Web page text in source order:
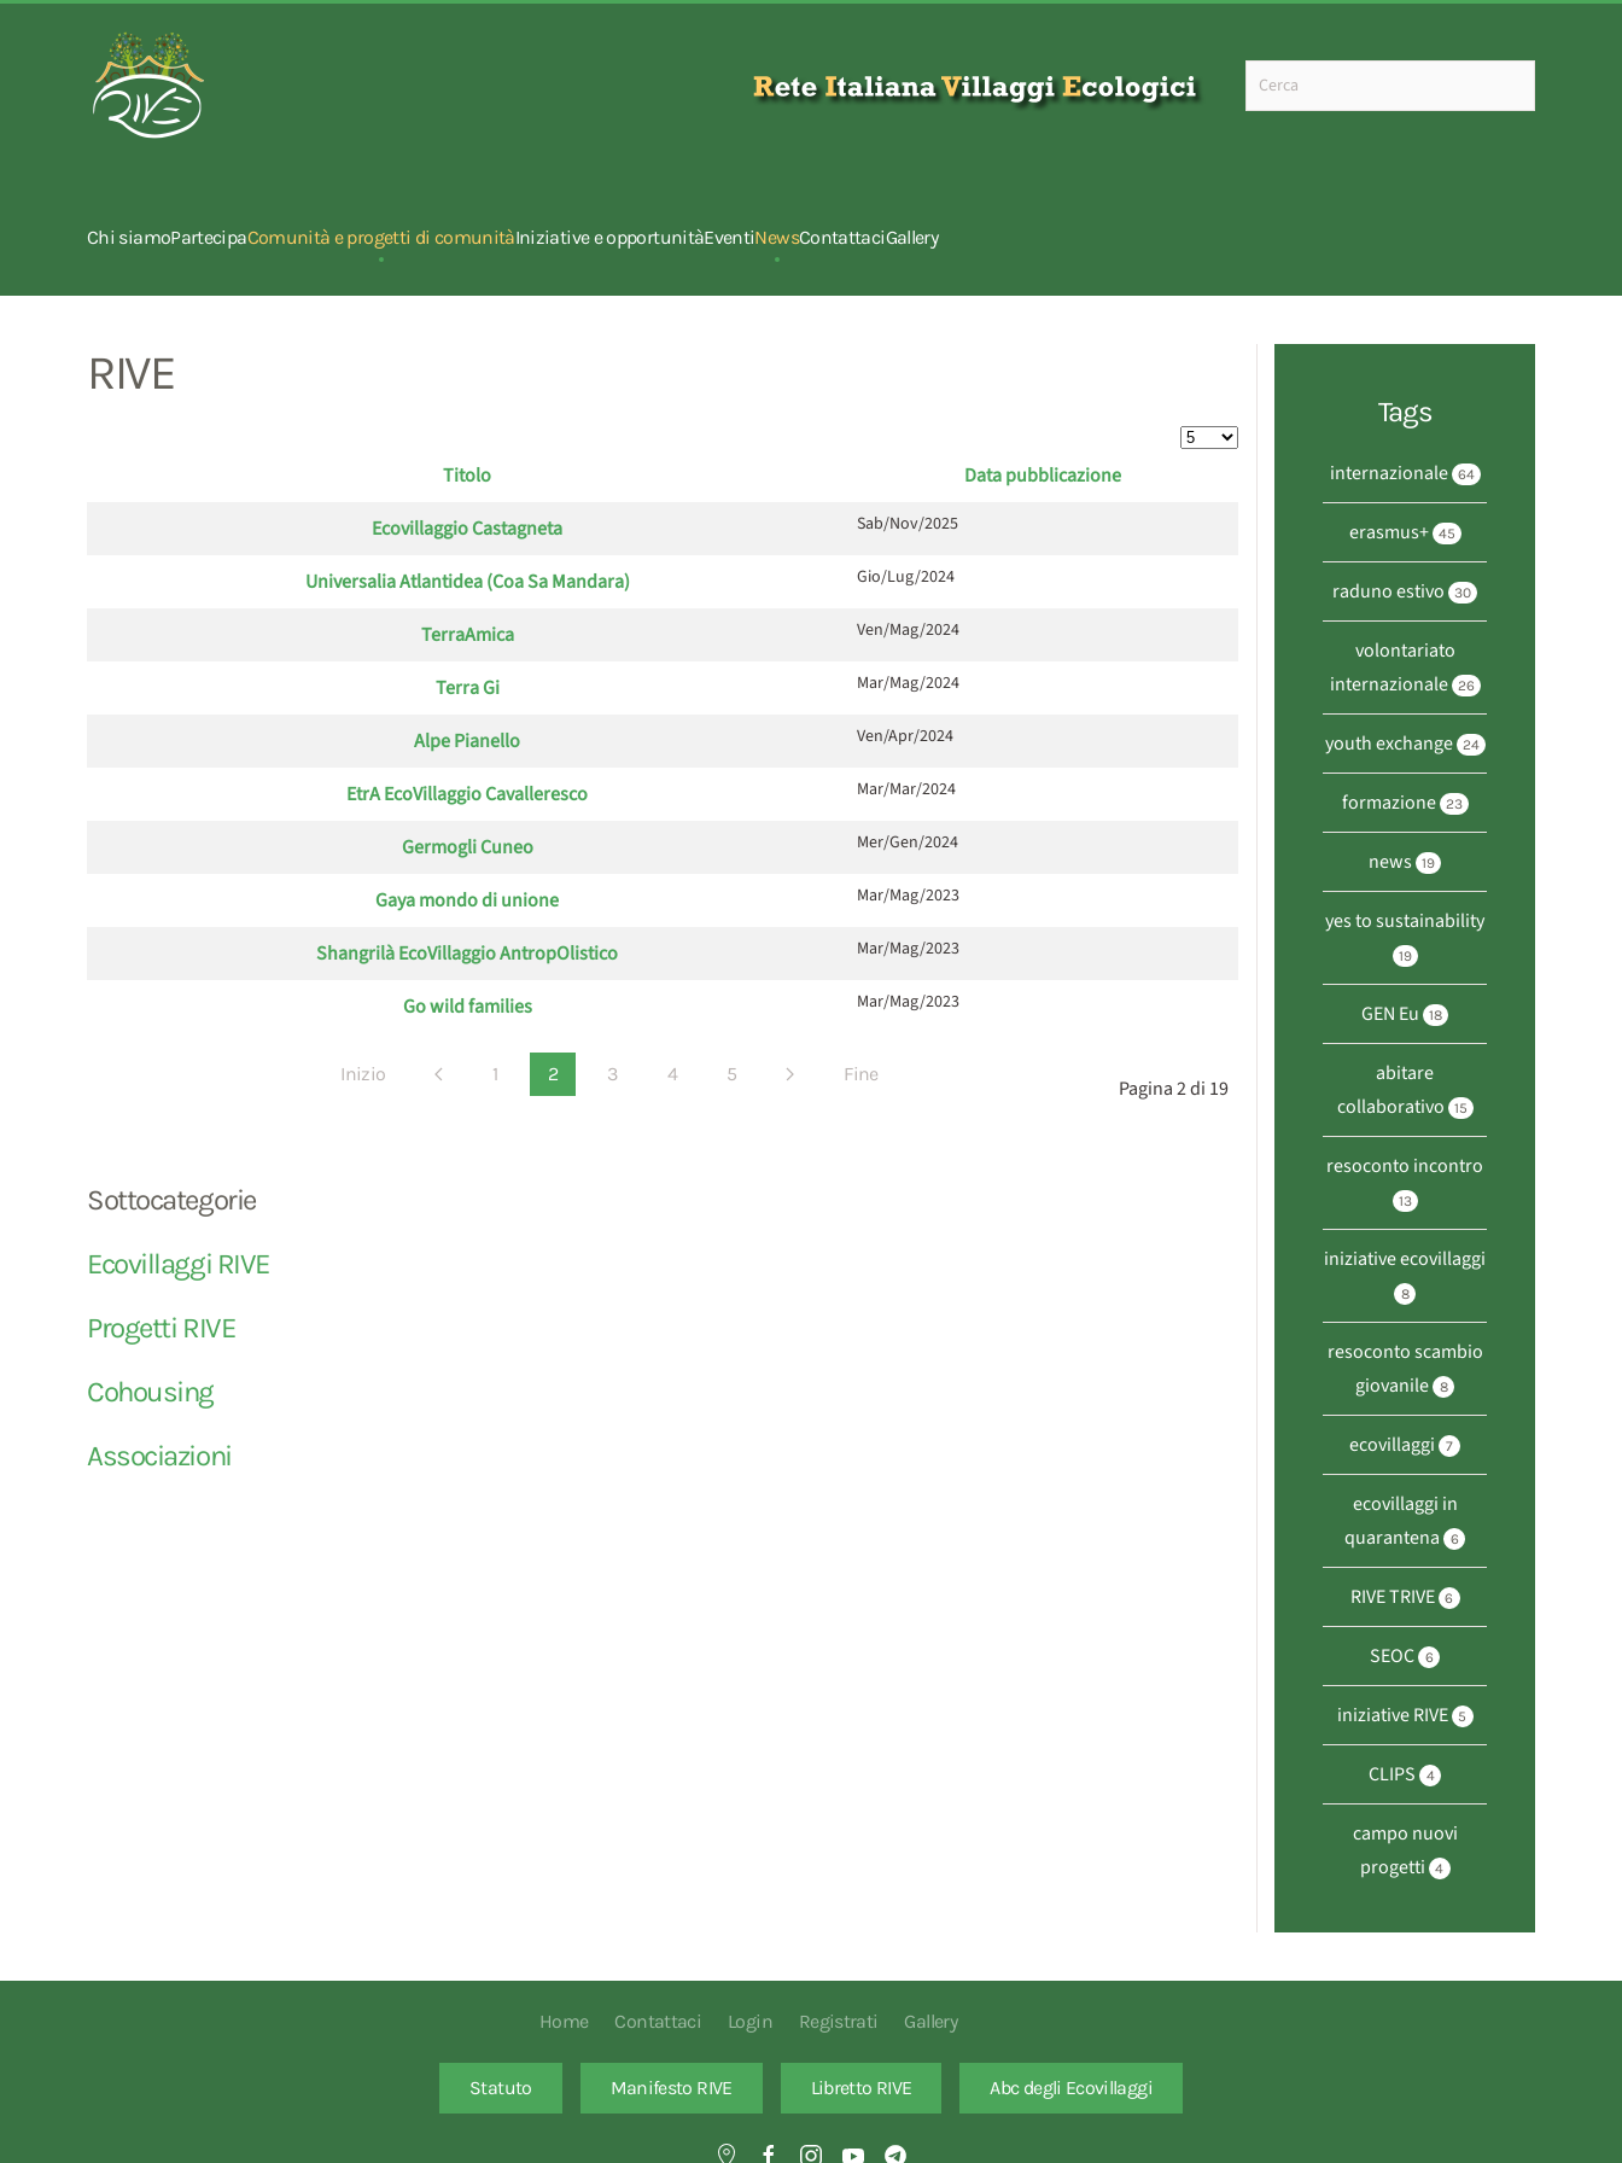
Chi siamoPartecipaComunità e progetti di comunitàIniziative e opportunitàEventiNewsContattaciGallery
RIVE
Visualizza #
Titolo
Data pubblicazione
Ecovillaggio Castagneta
Sab/Nov/2025
Universalia Atlantidea (Coa Sa Mandara) Gio/Lug/2024
TerraAmica Ven/Mag/2024
Terra Gi Mar/Mag/2024
Alpe Pianello Ven/Apr/2024
EtrA EcoVillaggio Cavalleresco Mar/Mar/2024
Germogli Cuneo Mer/Gen/2024
Gaya mondo di unione Mar/Mag/2023
Shangrilà EcoVillaggio AntropOlistico Mar/Mag/2023
Go wild families Mar/Mag/2023
Pagina 2 di 19
Inizio 1 2 3 4 5 Fine
Sottocategorie
Ecovillaggi RIVE
Progetti RIVE
Cohousing
Associazioni
Tags
internazionale 64
erasmus+ 45
raduno estivo 30
volontariato
internazionale 26
youth exchange 24
formazione 23
news 19
yes to sustainability
19
GEN Eu 18
abitare
collaborativo
15
resoconto incontro
13
iniziative ecovillaggi
8
resoconto scambio
giovanile
8
ecovillaggi 7
ecovillaggi in
quarantena
6
RIVE TRIVE 6
SEOC 6
iniziative RIVE 5
CLIPS 4
campo nuovi
progetti
4
Home Contattaci Login Registrati Gallery
Statuto Manifesto RIVE Libretto RIVE Abc degli Ecovillaggi